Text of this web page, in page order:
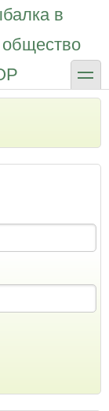
в
toggle